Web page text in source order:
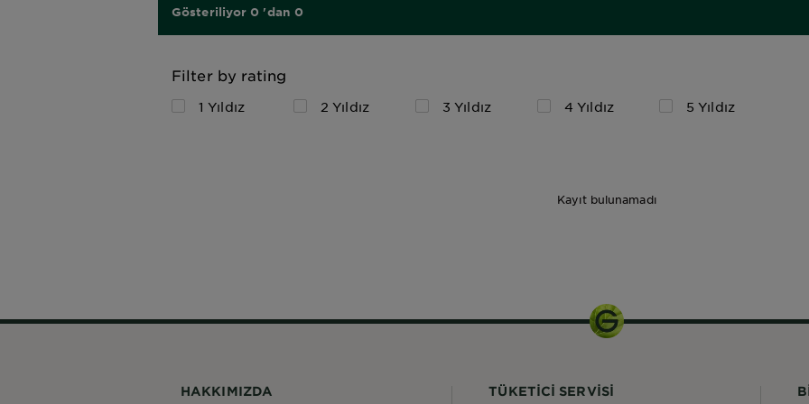
Gösteriliyor 0 'dan 0
Filter by rating
1 Yıldız 2 Yıldız 3 Yıldız 4 Yıldız 5 Yıldız
Kayıt bulunamadı
HAKKIMIZDA TÜKETİCİ SERVİSİ